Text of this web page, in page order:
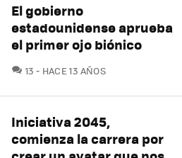
El gobierno
estadounidense aprueba
el primer ojo biónico
13 COMENTARIOS
HACE 13 AÑOS
Iniciativa 2045,
comienza la carrera por